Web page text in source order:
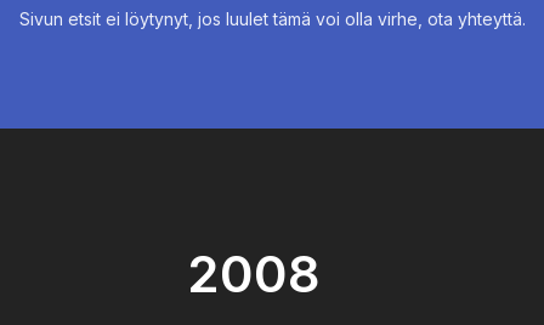
Sivun etsit ei löytynyt, jos luulet tämä voi olla virhe, ota yhteyttä.
2008